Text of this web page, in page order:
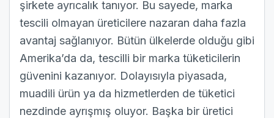
şirkete ayrıcalık tanıyor. Bu sayede, marka
tescili olmayan üreticilere nazaran daha fazla
avantaj sağlanıyor. Bütün ülkelerde olduğu gibi
Amerika’da da, tescilli bir marka tüketicilerin
güvenini kazanıyor. Dolayısıyla piyasada,
muadili ürün ya da hizmetlerden de tüketici
nezdinde ayrışmış oluyor. Başka bir üretici